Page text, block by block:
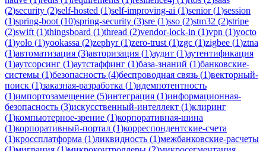
(2)security (2)self-hosted (1)self-improving-ai (1)senior(1)session
(1)spring-boot (10)spring-security (3)sre (1)sso (2)stm32 (2)stripe
(2)swift (1)thingsboard (1)thread (2)vendor-lock-in (1)vpn (1)yocto
(1)yolo (1)yookassa (2)zephyr(1)zero-trust (1)zgc (1)zigbee (1)ztna
(1)автоматизация (3)авторизация (1)аудит (1)аутентификация
(1)аутсорсинг (1)аутстаффинг (1)база-знаний (1)банковские-
системы (1)безопасность (4)беспроводная связь (1)векторный-
поиск (1)заказная-разработка (1)идемпотентность
(1)импортозамещение (5)интеграция (1)информационная-
безопасность (3)искусственный-интеллект (1)клиринг
(1)компьютерное-зрение (1)корпоративная-шина
(1)корпоративный-портал (1)корреспондентские-счета
(1)кроссплатформа (1)ликвидность (1)межбанковские-расчеты